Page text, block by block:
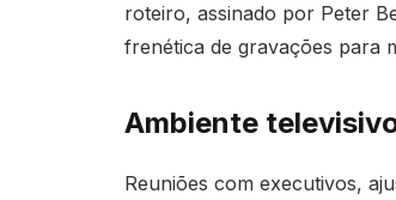
roteiro, assinado por Peter
frenética de gravações para
Ambiente
Reuniões com executivos,